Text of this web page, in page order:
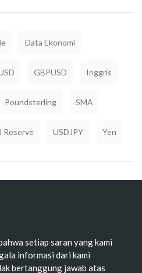
Data Ekonomi
GBPUSD Inggris
Poundsterling SMA
Reserve USDJPY Yen
setiap saran yang kami
informasi dari kami
bertanggung jawab atas